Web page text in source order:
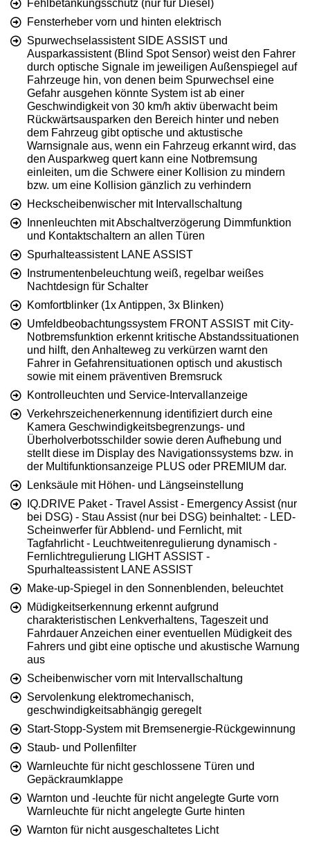
Fehlbetankungsschutz (nur für Diesel)
Fensterheber vorn und hinten elektrisch
Spurwechselassistent SIDE ASSIST und
Ausparkassistent (Blind Spot Sensor) weist den Fahrer
durch optische Signale im jeweiligen Außenspiegel auf
Fahrzeuge hin, von denen beim Spurwechsel eine
Gefahr ausgehen könnte System ist ab einer
Geschwindigkeit von 30 km/h aktiv überwacht beim
Rückwärtsausparken den Bereich hinter und neben
dem Fahrzeug gibt optische und aktustische
Warnsignale aus, wenn ein Fahrzeug erkannt wird, das
den Ausparkweg quert kann eine Notbremsung
einleiten, um die Schwere einer Kollision zu mindern
bzw. um eine Kollision gänzlich zu verhindern
Heckscheibenwischer mit Intervallschaltung
Innenleuchten mit Abschaltverzögerung Dimmfunktion
und Kontaktschaltern an allen Türen
Spurhalteassistent LANE ASSIST
Instrumentenbeleuchtung weiß, regelbar weißes
Nachtdesign für Schalter
Komfortblinker (1x Antippen, 3x Blinken)
Umfeldbeobachtungssystem FRONT ASSIST mit City-
Notbremsfunktion erkennt kritische Abstandssituationen
und hilft, den Anhalteweg zu verkürzen warnt den
Fahrer in Gefahrensituationen optisch und akustisch
sowie mit einem präventiven Bremsruck
Kontrolleuchten und Service-Intervallanzeige
Verkehrszeichenerkennung identifiziert durch eine
Kamera Geschwindigkeitsbegrenzungs- und
Überholverbotsschilder sowie deren Aufhebung und
stellt diese im Display des Navigationssystems bzw. in
der Multifunktionsanzeige PLUS oder PREMIUM dar.
Lenksäule mit Höhen- und Längseinstellung
IQ.DRIVE Paket - Travel Assist - Emergency Assist (nur
bei DSG) - Stau Assist (nur bei DSG) beinhaltet: - LED-
Scheinwerfer für Abblend- und Fernlicht, mit
Tagfahrlicht - Leuchtweitenregulierung dynamisch -
Fernlichtregulierung LIGHT ASSIST -
Spurhalteassistent LANE ASSIST
Make-up-Spiegel in den Sonnenblenden, beleuchtet
Müdigkeitserkennung erkennt aufgrund
charakteristischen Lenkverhaltens, Tageszeit und
Fahrdauer Anzeichen einer eventuellen Müdigkeit des
Fahrers und gibt eine optische und akustische Warnung
aus
Scheibenwischer vorn mit Intervallschaltung
Servolenkung elektromechanisch,
geschwindigkeitsabhängig geregelt
Start-Stopp-System mit Bremsenergie-Rückgewinnung
Staub- und Pollenfilter
Warnleuchte für nicht geschlossene Türen und
Gepäckraumklappe
Warnton und -leuchte für nicht angelegte Gurte vorn
Warnleuchte für nicht angelegte Gurte hinten
Warnton für nicht ausgeschaltetes Licht